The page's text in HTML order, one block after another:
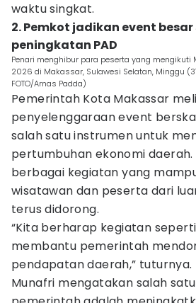
waktu singkat.
2. Pemkot jadikan event
peningkatan PAD
Penari menghibur para peserta yang mengikuti
2026 di Makassar, Sulawesi Selatan, Minggu
FOTO/Arnas Padda)
Pemerintah Kota Makassar
penyelenggaraan event
salah satu instrumen untuk
pertumbuhan ekonomi daerah.
berbagai kegiatan yang
wisatawan dan peserta dari
terus didorong.
“Kita berharap kegiatan
membantu pemerintah
pendapatan daerah,” tuturnya.
Munafri mengatakan salah